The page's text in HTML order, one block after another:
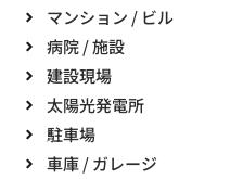
マンション / ビル
病院 / 施設
建設現場
太陽光発電所
駐車場
車庫 / ガレージ